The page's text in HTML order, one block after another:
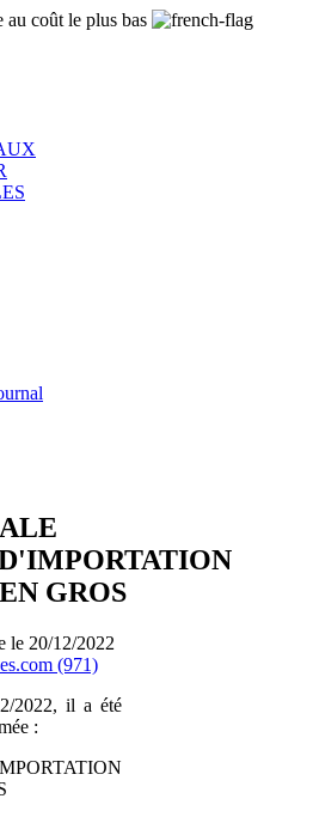
au coût le plus bas
GROS
le 20/12/2022
(971)
2022, il a été
: